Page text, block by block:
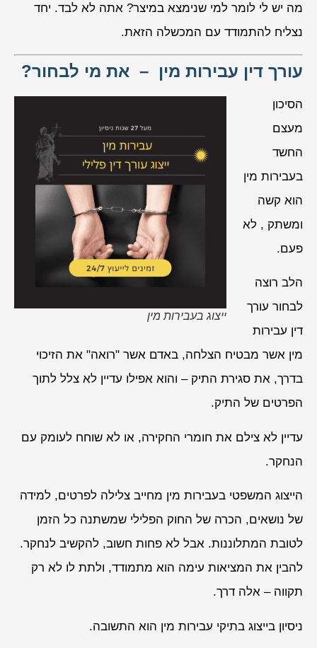
מה יש לי לומר למי שנימצא במיצר? אתה לא לבד. יחד
נצליח להתמודד עם המכשלה הזאת.
עורך דין עבירות מין – את מי לבחור?
ייצוג בעבירות מין
הסיכון
מעצם
החשד
בעבירות מין
הוא קשה
ומשתק , לא
פעם.
הלב רוצה
לבחור עורך
דין עבירות
מין אשר מבטיח הצלחה, באדם אשר "רואה" את הזיכוי
בדרך, את סגירת התיק – והוא אפילו עדיין לא צלל לתוך
הפרטים של התיק.
עדיין לא צילם את חומרי החקירה, או לא שוחח לעומק עם
הנחקר.
הייצוג המשפטי בעבירות מין מחייב צלילה לפרטים, למידה
של נושאים, הכרה של החוק הפלילי שמשתנה כל הזמן
לטובת המתלוננות. אבל לא פחות חשוב, להקשיב לנחקר.
להבין את המציאות עימה הוא מתמודד, ולתת לו לא רק
תקווה – אלה דרך.
ניסיון בייצוג בתיקי עבירות מין הוא התשובה.